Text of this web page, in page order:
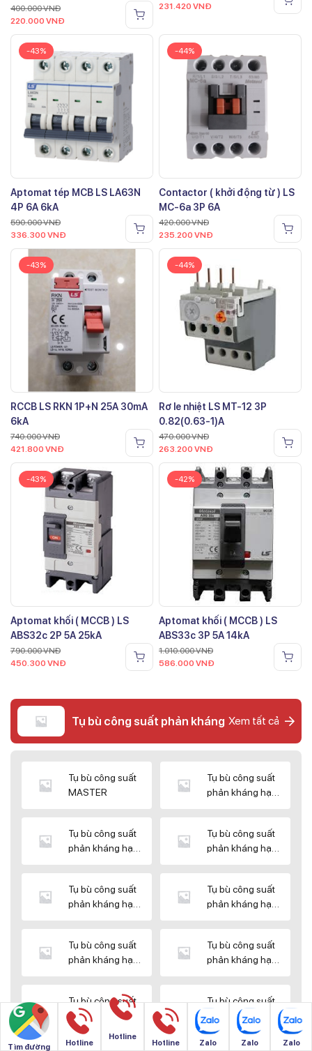
400.000VNĐ
220.000 VNĐ
231.420 VNĐ
-43%
Aptomat tép MCB LS LA63N
4P 6A 6kA
590.000VNĐ
336.300 VNĐ
-44%
Contactor ( khởi động từ ) LS
MC-6a 3P 6A
420.000VNĐ
235.200 VNĐ
-43%
RCCB LS RKN 1P+N 25A 30mA
6kA
740.000VNĐ
421.800 VNĐ
-44%
Rơ le nhiệt LS MT-12 3P
0.82(0.63-1)A
470.000VNĐ
263.200 VNĐ
-43%
Aptomat khối ( MCCB ) LS
ABS32c 2P 5A 25kA
790.000VNĐ
450.300 VNĐ
-42%
Aptomat khối ( MCCB ) LS
ABS33c 3P 5A 14kA
1.010.000VNĐ
586.000 VNĐ
Tụ bù công suất phản kháng Xem tất cả
Tụ bù công suất
MASTER
Tụ bù công suất
phản kháng hạ
Tụ bù công suất
phản kháng hạ
Tụ bù công suất
phản kháng hạ
Tụ bù công suất
phản kháng hạ
Tụ bù công suất
phản kháng hạ
Tụ bù công suất
phản kháng hạ
Tụ bù công suất
phản kháng hạ
Tụ bù công suất
phản kháng hạ
thế SHIZUKI
Tụ bù công suất
phản kháng hạ
thế SINO
Tìm đường Hotline
Hotline
Hotline Zalo Zalo Zalo